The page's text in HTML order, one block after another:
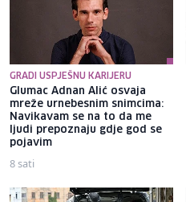
GRADI USPJEŠNU KARIJERU
Glumac Adnan Alić osvaja
mreže urnebesnim snimcima:
Navikavam se na to da me
ljudi prepoznaju gdje god se
pojavim
8 sati